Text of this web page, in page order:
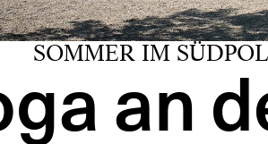
SOMMER IM
an